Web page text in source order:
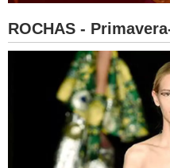
ROCHAS -